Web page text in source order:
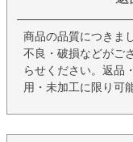
商品の品質につきま
不良・破損などがご
らせください。返品
用・未加工に限り可